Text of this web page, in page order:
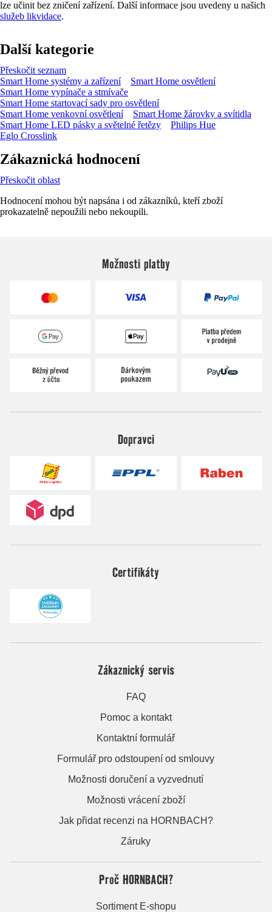
lze učinit bez zničení zařízení. Další informace jsou uvedeny u našich
služeb likvidace.
Další kategorie
Přeskočit seznam
Smart Home systémy a zařízení
Smart Home osvětlení
Smart Home vypínače a stmívače
Smart Home startovací sady pro osvětlení
Smart Home venkovní osvětlení
Smart Home žárovky a svítidla
Smart Home LED pásky a světelné řetězy
Philips Hue
Eglo Crosslink
Zákaznická hodnocení
Přeskočit oblast
Hodnocení mohou být napsána i od zákazníků, kteří zboží
prokazatelně nepoužili nebo nekoupili.
Možnosti platby
Dopravci
Certifikáty
Zákaznický servis
FAQ
Pomoc a kontakt
Kontaktní formulář
Formulář pro odstoupení od smlouvy
Možnosti doručení a vyzvednutí
Možnosti vrácení zboží
Jak přidat recenzi na HORNBACH?
Záruky
Proč HORNBACH?
Sortiment E-shopu